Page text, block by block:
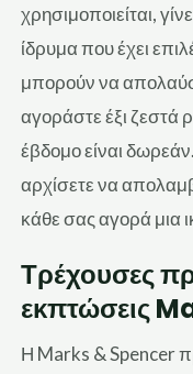
χρησιμοποιείται,
ίδρυμα που έχει
μπορούν να
αγοράστε έξι ζεστά
έβδομο είναι
αρχίσετε να
κάθε σας αγορά μια
Τρέχουσες
εκπτώσεις
Η Marks & Spencer